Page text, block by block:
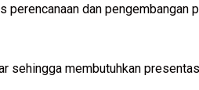
dan pengembangan
sehingga membutuhkan